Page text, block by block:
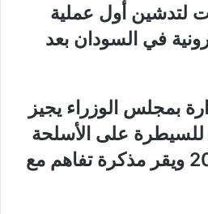
لتدشين أول عملية
في السودان بعد
بمجلس الوزراء يجيز
للسيطرة على الأسلحة
الصغيرة حتى 2031 ويقر مذكرة تفاهم مع